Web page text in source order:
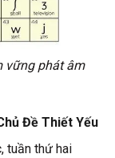
vững phát âm
Đề Thiết Yếu
tuần thứ hai